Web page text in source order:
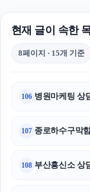
현재 글이 속한
8페이지 · 15개 기준
106 병원마케팅 상
107 종로하수구막
108 부산흥신소 상